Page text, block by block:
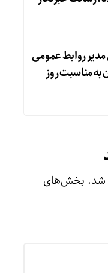
روابط عمومی
مناسبت روز
شد. بخش‌های